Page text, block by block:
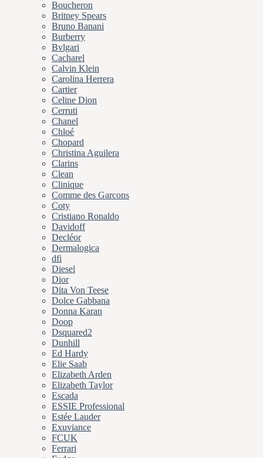
Boucheron
Britney Spears
Bruno Banani
Burberry
Bvlgari
Cacharel
Calvin Klein
Carolina Herrera
Cartier
Celine Dion
Cerruti
Chanel
Chloé
Chopard
Christina Aguilera
Clarins
Clean
Clinique
Comme des Garcons
Coty
Cristiano Ronaldo
Davidoff
Decléor
Dermalogica
dfi
Diesel
Dior
Dita Von Teese
Dolce Gabbana
Donna Karan
Doop
Dsquared2
Dunhill
Ed Hardy
Elie Saab
Elizabeth Arden
Elizabeth Taylor
Escada
ESSIE Professional
Estée Lauder
Exuviance
FCUK
Ferrari